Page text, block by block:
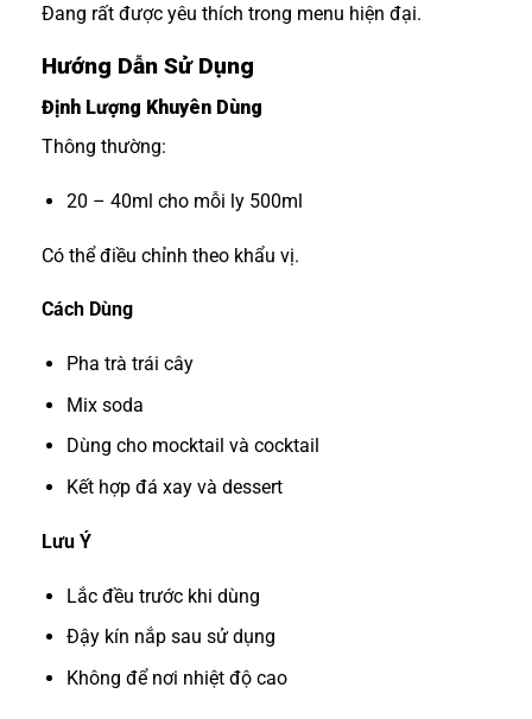
Đang rất được yêu thích trong menu hiện đại.
Hướng Dẫn Sử Dụng
Định Lượng Khuyên Dùng
Thông thường:
20 – 40ml cho mỗi ly 500ml
Có thể điều chỉnh theo khẩu vị.
Cách Dùng
Pha trà trái cây
Mix soda
Dùng cho mocktail và cocktail
Kết hợp đá xay và dessert
Lưu Ý
Lắc đều trước khi dùng
Đậy kín nắp sau sử dụng
Không để nơi nhiệt độ cao